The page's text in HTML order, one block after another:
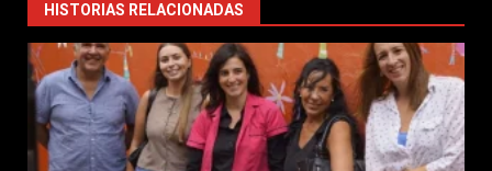
HISTORIAS RELACIONADAS